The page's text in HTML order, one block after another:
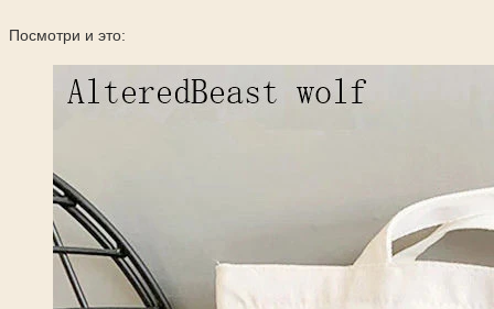
Посмотри и это: